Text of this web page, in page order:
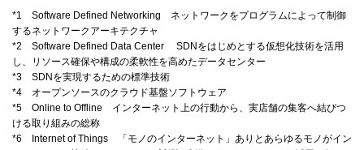
*1 Software Defined Networking ネットワークをプログラムによって制御
するネットワークアーキテクチャ
*2 Software Defined Data Center SDNをはじめとする仮想化技術を活用
し、リソース確保や構成の柔軟性を高めたデータセンター
*3 SDNを実現するための標準技術
*4 オープンソースのクラウド基盤ソフトウェア
*5 Online to Offline インターネット上の行動から、実店舗の集客へ結びつ
ける取り組みの総称
*6 Internet of Things 「モノのインターネット」ありとあらゆるモノがイン